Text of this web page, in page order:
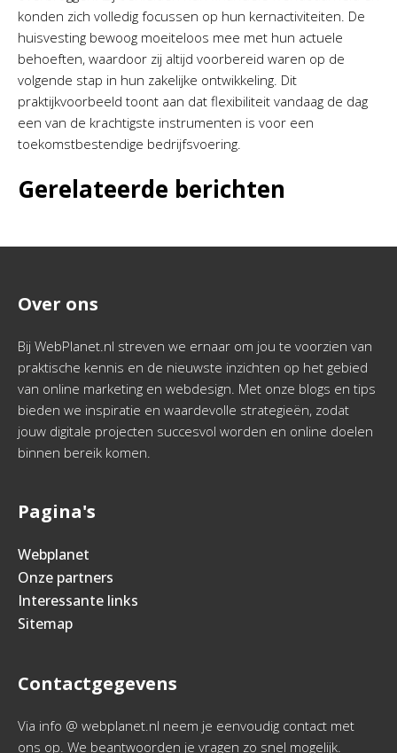
konden zich volledig focussen op hun kernactiviteiten. De
huisvesting bewoog moeiteloos mee met hun actuele
behoeften, waardoor zij altijd voorbereid waren op de
volgende stap in hun zakelijke ontwikkeling. Dit
praktijkvoorbeeld toont aan dat flexibiliteit vandaag de dag
een van de krachtigste instrumenten is voor een
toekomstbestendige bedrijfsvoering.
Gerelateerde berichten
Over ons
Bij WebPlanet.nl streven we ernaar om jou te voorzien van
praktische kennis en de nieuwste inzichten op het gebied
van online marketing en webdesign. Met onze blogs en tips
bieden we inspiratie en waardevolle strategieën, zodat
jouw digitale projecten succesvol worden en online doelen
binnen bereik komen.
Pagina's
Webplanet
Onze partners
Interessante links
Sitemap
Contactgegevens
Via info @ webplanet.nl neem je eenvoudig contact met
ons op. We beantwoorden je vragen zo snel mogelijk.